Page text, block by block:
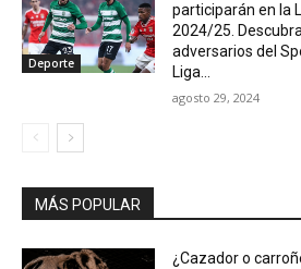
Deporte
participarán en la
2024/25.
adversarios del
Liga...
agosto 29, 2024
MÁS POPULAR
¿Cazador o